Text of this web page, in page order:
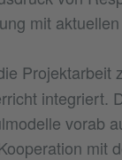
mit
Projektarbeit
integriert.
vorab
mit